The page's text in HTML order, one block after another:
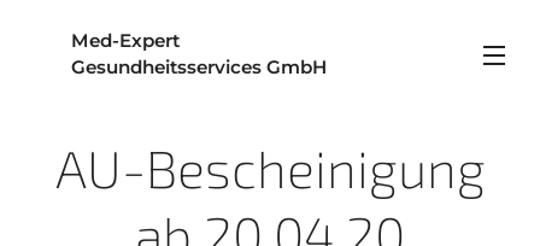
Med-Expert
Gesundheitsservices GmbH
AU-Bescheinigung